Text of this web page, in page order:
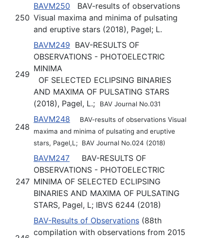
250
BAVM250 BAV-results of observations
Visual maxima and minima of pulsating
and eruptive stars (2018), Pagel; L.
249
BAVM249 BAV-RESULTS OF
OBSERVATIONS - PHOTOELECTRIC
MINIMA
OF SELECTED ECLIPSING BINARIES
AND MAXIMA OF PULSATING STARS
(2018), Pagel, L.;
BAV Journal No.031
248
BAVM248
BAV-results of observations Visual
maxima and minima of pulsating and eruptive
stars, Pagel,L; BAV Journal No.024 (2018)
247
BAVM247 BAV-RESULTS OF
OBSERVATIONS - PHOTOELECTRIC
MINIMA OF SELECTED ECLIPSING
BINARIES AND MAXIMA OF PULSATING
STARS, Pagel, L; IBVS 6244 (2018)
BAV-Results of Observations (88th
compilation with observations from 2015